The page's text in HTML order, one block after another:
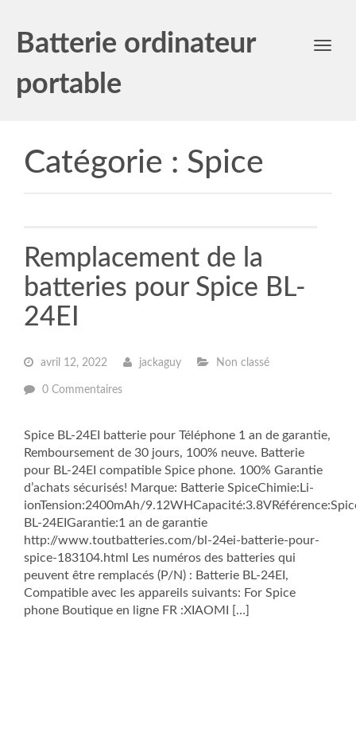
Batterie ordinateur
portable
Toggle
Catégorie : Spice
Remplacement de la
batteries pour Spice BL-
24EI
avril 12, 2022 jackaguy Non classé
0 Commentaires
Spice BL-24EI batterie pour Téléphone 1 an de garantie,
Remboursement de 30 jours, 100% neuve. Batterie
pour BL-24EI compatible Spice phone. 100% Garantie
d’achats sécurisés! Marque: Batterie SpiceChimie:Li-
ionTension:2400mAh/
BL-24EIGarantie:1 an de garantie
http://www.toutbatteries.com/bl-24ei-batterie-pour-
spice-183104.html Les numéros des batteries qui
peuvent être remplacés (P/N) : Batterie BL-24EI,
Compatible avec les appareils suivants: For Spice
phone Boutique en ligne FR :XIAOMI […]